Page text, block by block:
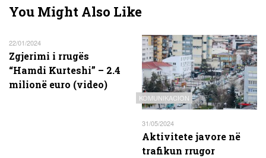
You Might Also Like
22/01/2024
Zgjerimi i rrugës
“Hamdi Kurteshi” – 2.4
milionë euro (video)
KOMUNIKACION
31/05/2024
Aktivitete javore në
trafikun rrugor